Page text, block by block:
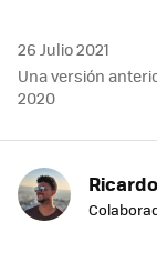
26 Julio 2021
Una versión
2020